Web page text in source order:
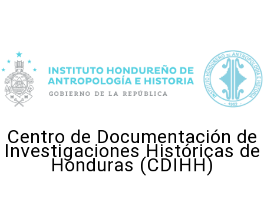
Centro de Documentación de
Investigaciones Históricas de
Honduras (CDIHH)